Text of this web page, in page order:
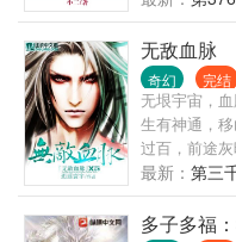
无敌血脉
奇幻 完结
无垠宇宙，
生有神通，
过百，前途
通杂役，注
噬，吞无尽
服？......
最新： 第三
多子多福